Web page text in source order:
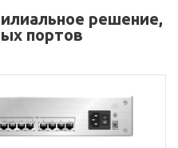
решение,
портов